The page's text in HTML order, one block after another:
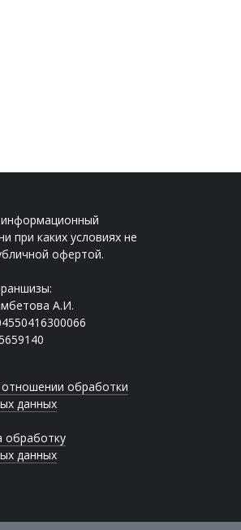
при каких условиях не
офертой.
А.И.
обработки
данных
обработку
данных